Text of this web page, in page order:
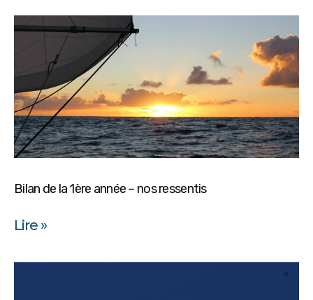
Bilan de la 1ère année – nos ressentis
Lire »